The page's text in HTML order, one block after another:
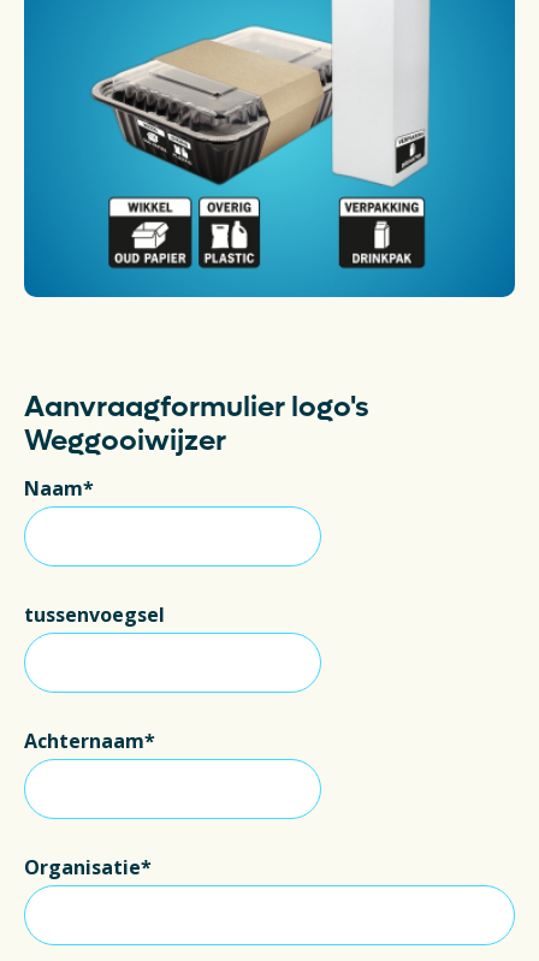
Aanvraagformulier logo's
Weggooiwijzer
Naam*
tussenvoegsel
Achternaam*
Organisatie*